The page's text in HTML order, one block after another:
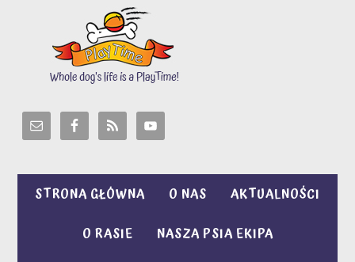
STRONA GŁÓWNA O NAS
AKTUALNOŚCI
O RASIE
NASZA PSIA EKIPA